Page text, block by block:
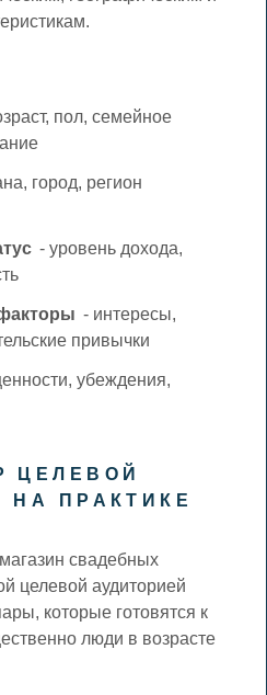
пол, семейное
город, регион
- уровень дохода,
- интересы,
привычки
убеждения,
ЦЕЛЕВОЙ
НА ПРАКТИКЕ
свадебных
целевой аудиторией
которые готовятся к
люди в возрасте